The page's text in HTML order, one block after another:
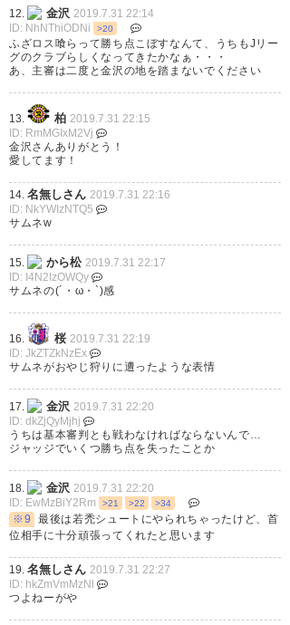
— やま⊿ 雑食垢 (Yamank0220)
2019, 7月 31
よく最後まで諦めなかった。サ
ンガ！
— しゃぶーいん少将
(shabooinn)
まじ痺れた。 この勝ち点1はデ
カい。 苦しい状況で、PK止めれ
て、1点ビハインドでも最後に追
いつけるのは実力だけじゃな
い。 運も兼ね備えている。 これ
がフットボールや。 #京都サン
ガ #ツエーゲン金沢
— まち (machifoot)2019, 7月
31
12. 金沢 2019.7.31 22:14
ID: NhNThiODNi
>20
ふざロス喰らって勝ち点こぼすなんて、うちもJリー
グのクラブらしくなってきたかなぁ・・・
あ、主審は二度と金沢の地を踏まないでください
13. 柏 2019.7.31 22:15
ID: RmMGIxM2Vj
金沢さんありがとう！
愛してます！
14. 名無しさん 2019.7.31 22:16
ID: NkYWIzNTQ5
サムネw
15. から松 2019.7.31 22:17
ID: I4N2IzOWQy
サムネの(´・ω・`)感
16. 桜 2019.7.31 22:19
ID: JkZTZkNzEx
サムネがおやじ狩りに遭ったような表情
17. 金沢 2019.7.31 22:20
ID: dkZjQyMjhj
うちは基本審判とも戦わなければならないんで…
ジャッジでいくつ勝ち点を失ったことか
18. 金沢 2019.7.31 22:20
ID: EwMzBiY2Rm
>21 >22 >34
※9
最後は若禿シュートにやられちゃったけど、首
位相手に十分頑張ってくれたと思います
19. 名無しさん 2019.7.31 22:27
ID: hkZmVmMzNl
つよねーがや